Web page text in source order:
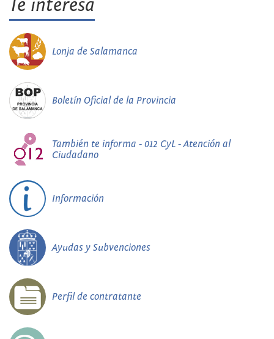
Te interesa
Lonja de Salamanca
Boletín Oficial de la Provincia
También te informa - 012 CyL - Atención al
Ciudadano
Información
Ayudas y Subvenciones
Perfil de contratante